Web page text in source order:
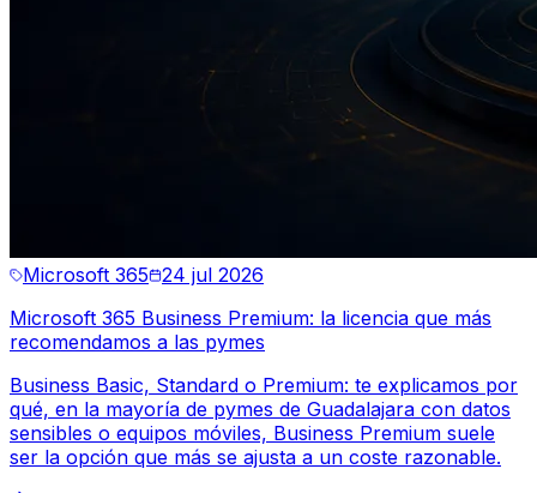
Microsoft 365 24 jul 2026
Microsoft 365 Business Premium: la licencia que más
recomendamos a las pymes
Business Basic, Standard o Premium: te explicamos por
qué, en la mayoría de pymes de Guadalajara con datos
sensibles o equipos móviles, Business Premium suele
ser la opción que más se ajusta a un coste razonable.